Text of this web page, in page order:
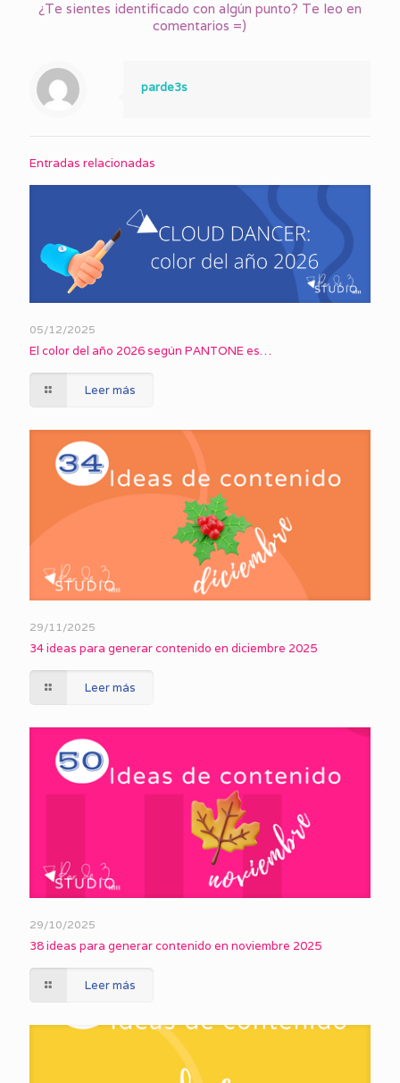
¿Te sientes identificado con algún punto? Te leo en
comentarios =)
parde3s
Entradas relacionadas
05/12/2025
El color del año 2026 según PANTONE es…
Leer más
29/11/2025
34 ideas para generar contenido en diciembre 2025
Leer más
29/10/2025
38 ideas para generar contenido en noviembre 2025
Leer más